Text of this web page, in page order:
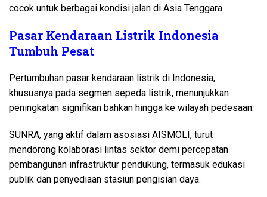
cocok untuk berbagai kondisi jalan di Asia Tenggara.
Pasar Kendaraan Listrik Indonesia
Tumbuh Pesat
Pertumbuhan pasar kendaraan listrik di Indonesia,
khususnya pada segmen sepeda listrik, menunjukkan
peningkatan signifikan bahkan hingga ke wilayah pedesaan.
SUNRA, yang aktif dalam asosiasi AISMOLI, turut
mendorong kolaborasi lintas sektor demi percepatan
pembangunan infrastruktur pendukung, termasuk edukasi
publik dan penyediaan stasiun pengisian daya.